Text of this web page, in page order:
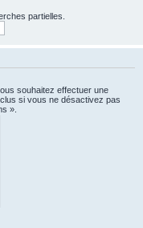
partielles.
souhaitez effectuer une
si vous ne désactivez pas
».